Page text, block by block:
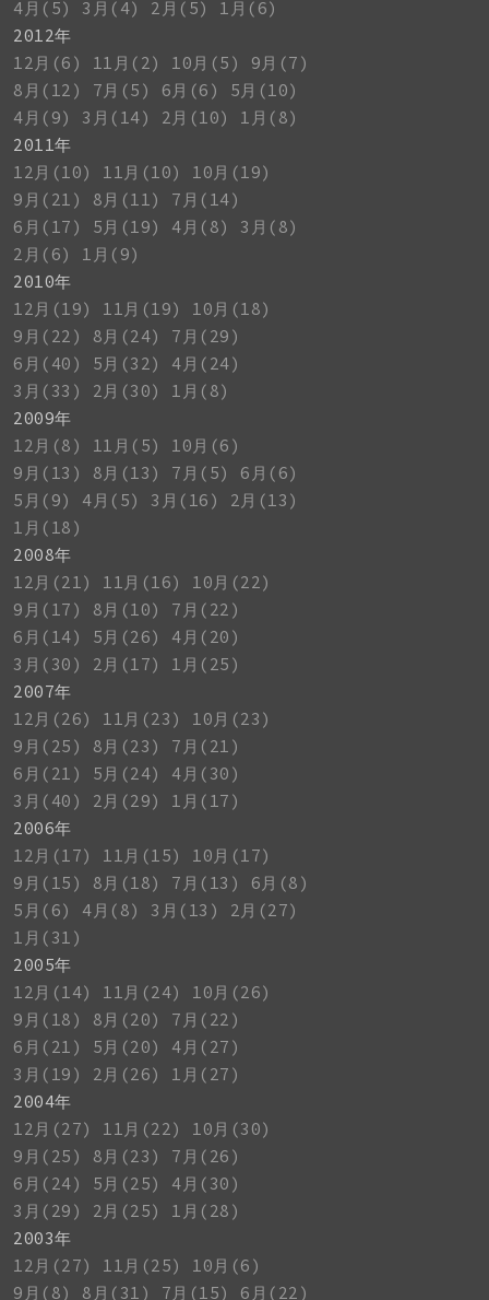
4月(5)
3月(4) 2月(5)
1月(6)
2012年
12月(6)
11月(2) 10月(5)
9月(7)
8月(12)
7月(5) 6月(6)
5月(10)
4月(9)
3月(14) 2月(10)
1月(8)
2011年
12月(10)
11月(10)
10月(19)
9月(21)
8月(11)
7月(14)
6月(17)
5月(19) 4月(8)
3月(8)
2月(6)
1月(9)
2010年
12月(19)
11月(19)
10月(18)
9月(22)
8月(24)
7月(29)
6月(40)
5月(32)
4月(24)
3月(33)
2月(30)
1月(8)
2009年
12月(8)
11月(5)
10月(6)
9月(13)
8月(13) 7月(5)
6月(6)
5月(9)
4月(5) 3月(16)
2月(13)
1月(18)
2008年
12月(21)
11月(16)
10月(22)
9月(17)
8月(10)
7月(22)
6月(14)
5月(26)
4月(20)
3月(30)
2月(17)
1月(25)
2007年
12月(26)
11月(23)
10月(23)
9月(25)
8月(23)
7月(21)
6月(21)
5月(24)
4月(30)
3月(40)
2月(29)
1月(17)
2006年
12月(17)
11月(15)
10月(17)
9月(15)
8月(18) 7月(13)
6月(8)
5月(6)
4月(8) 3月(13)
2月(27)
1月(31)
2005年
12月(14)
11月(24)
10月(26)
9月(18)
8月(20)
7月(22)
6月(21)
5月(20)
4月(27)
3月(19)
2月(26)
1月(27)
2004年
12月(27)
11月(22)
10月(30)
9月(25)
8月(23)
7月(26)
6月(24)
5月(25)
4月(30)
3月(29)
2月(25)
1月(28)
2003年
12月(27)
11月(25)
10月(6)
9月(8)
8月(31) 7月(15) 6月(22)